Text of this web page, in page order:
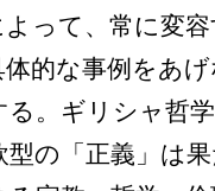
って、常に変
的な事例をあ
。ギリシャ哲
の「正義」は